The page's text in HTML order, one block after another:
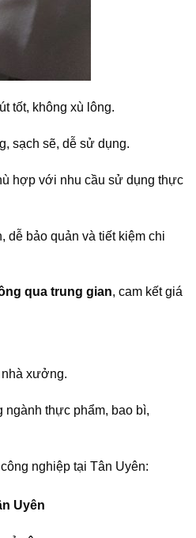
tốt, không xù lông.
sạch sẽ, dễ sử dụng.
hợp với nhu cầu sử dụng thực
bảo quản và tiết kiệm chi
qua trung gian, cam kết giá
nhà xưởng.
ngành thực phẩm, bao bì,
nghiệp tại Tân Uyên:
Uyên